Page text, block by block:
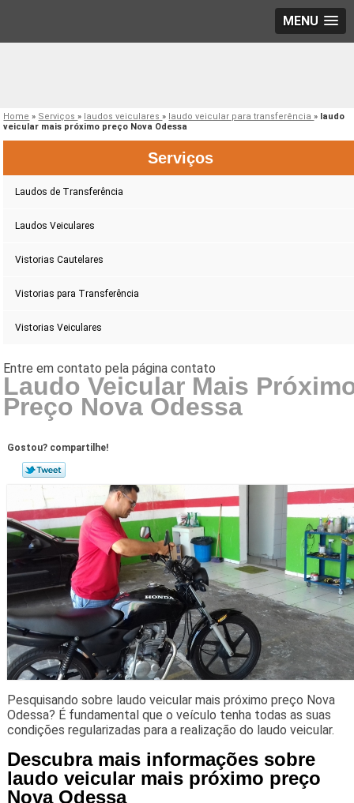
MENU
Home » Serviços» laudos veiculares» laudo veicular para transferência» laudo
veicular mais próximo preço Nova Odessa
Serviços
Laudos de Transferência
Laudos Veiculares
Vistorias Cautelares
Vistorias para Transferência
Vistorias Veiculares
Laudo Veicular Mais
Preço Nova Odessa
Gostou? compartilhe!
Pesquisando sobre laudo veicular mais próximo preço Nova
Odessa? É fundamental que o veículo tenha todas as suas
condições regularizadas para a realização do laudo veicular.
Descubra mais informações sobre
laudo veicular mais próximo preço
Nova Odessa